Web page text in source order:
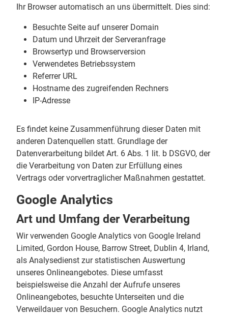
Ihr Browser automatisch an uns übermittelt. Dies sind:
Besuchte Seite auf unserer Domain
Datum und Uhrzeit der Serveranfrage
Browsertyp und Browserversion
Verwendetes Betriebssystem
Referrer URL
Hostname des zugreifenden Rechners
IP-Adresse
Es findet keine Zusammenführung dieser Daten mit
anderen Datenquellen statt. Grundlage der
Datenverarbeitung bildet Art. 6 Abs. 1 lit. b DSGVO, der
die Verarbeitung von Daten zur Erfüllung eines
Vertrags oder vorvertraglicher Maßnahmen gestattet.
Google Analytics
Art und Umfang der Verarbeitung
Wir verwenden Google Analytics von Google Ireland
Limited, Gordon House, Barrow Street, Dublin 4, Irland,
als Analysedienst zur statistischen Auswertung
unseres Onlineangebotes. Diese umfasst
beispielsweise die Anzahl der Aufrufe unseres
Onlineangebotes, besuchte Unterseiten und die
Verweildauer von Besuchern. Google Analytics nutzt